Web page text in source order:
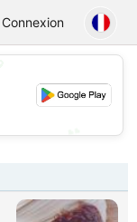
Connexion